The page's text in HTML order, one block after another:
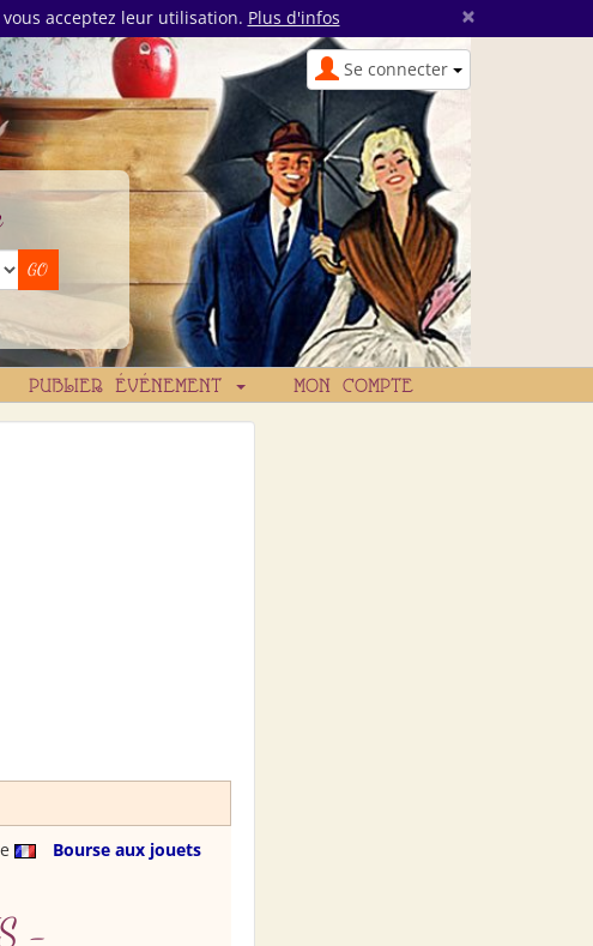
acceptez leur utilisation. Plus d'infos ×
Se connecter
PUBLIER ÉVÉNEMENT MON COMPTE
Bourse aux jouets
-